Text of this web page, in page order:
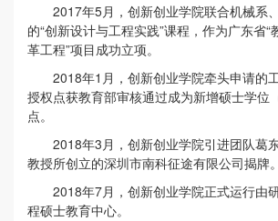
2017年5月，创新创业学院联合机械系
的“创新设计与工程实践”课程，作为广东省“
革工程”项目成功立项。
2018年1月，创新创业学院牵头申请的
授权点获教育部审核通过成为新增硕士学位
点。
2018年3月，创新创业学院引进团队葛
教授所创立的深圳市南科征途有限公司揭牌。
2018年7月，创新创业学院正式运行由
程硕士教育中心。